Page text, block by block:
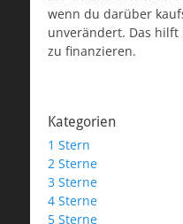
wenn du darüber
unverändert. Das hilft
zu finanzieren.
Kategorien
1 Stern
2 Sterne
3 Sterne
4 Sterne
5 Sterne